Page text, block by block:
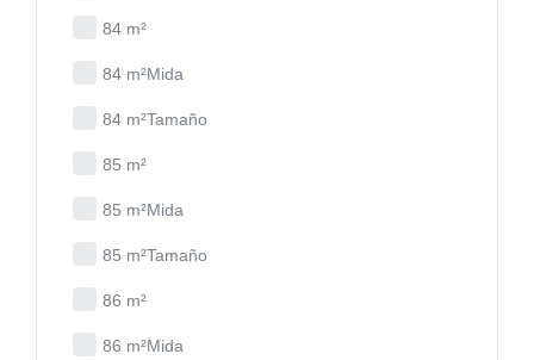
84 m²
84 m²Mida
84 m²Tamaño
85 m²
85 m²Mida
85 m²Tamaño
86 m²
86 m²Mida